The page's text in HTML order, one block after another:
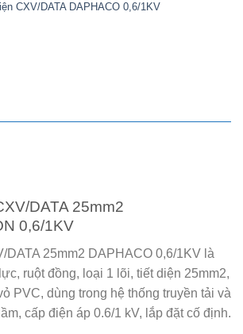
CXV/DATA DAPHACO 0,6/1KV
DATA 25mm2
0,6/1KV
DATA 25mm2 DAPHACO 0,6/1KV là
ruột đồng, loại 1 lõi, tiết diện 25mm2,
PVC, dùng trong hệ thống truyền tải và
cấp điện áp 0.6/1 kV, lắp đặt cố định.